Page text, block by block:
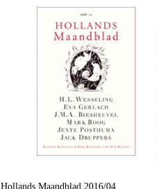
Hollands Maandblad 2016/04